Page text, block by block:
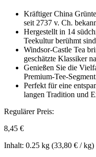
Kräftiger China
seit 2737 v. Ch.
Hergestellt in 14
Teekultur berühmt
Windsor-Castle Tea
geschätzte Klassiker
Genießen Sie die
Premium-Tee-
Perfekt für eine
langen Tradition und
Regulärer Preis:
8,45 €
Inhalt: 0.25 kg (33,80 € / kg)